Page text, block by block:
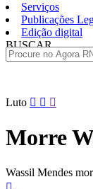
Serviços
Publicações
Edição digital
BUSCAR
Pular
conteúdo
Luto
Morre
Wassil Mendes